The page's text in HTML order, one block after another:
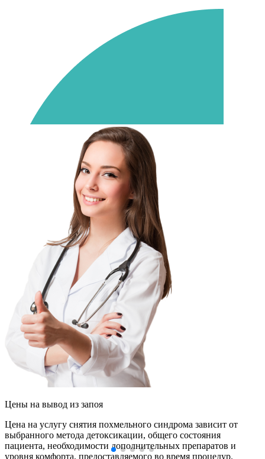
Цены на вывод из запоя
Цена на услугу снятия похмельного синдрома зависит от
выбранного метода детоксикации, общего состояния
пациента, необходимости дополнительных препаратов и
уровня комфорта, предоставляемого во время процедур.